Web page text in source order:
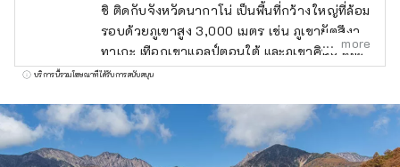
ชิ ติดกับจังหวัดนากาโน่ เป็นพื้นที่กว้างใหญ่ที่ล้อม
รอบด้วยภูเขาสูง 3,000 เมตร เช่น ภูเขายัตสึงา
ทาเกะ เทือกเขาแอลป์ตอนใต้ และภูเขาคินปุ และ
มองเห็นภูเขาไฟฟูจิทางทิศใต้ ใช้เวลาเดินทางโดย
1 ชั่วโมงโดยรถยนต์จากภูเขาไฟฟูจิ และประมาณ
1 ชั่วโมงโดยรถยนต์จากมัตสึโมโต้ และเนื่องจาก
การเข้าถึงที่ง่ายดายจึงมีนักท่องเที่ยวจำนวนมาก
more
บริการนี้รวมโฆษณาที่ได้รับการสนับสนุน